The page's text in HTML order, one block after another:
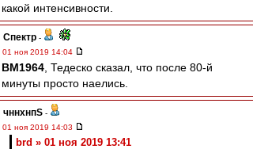
какой интенсивности.
Спектр -
01 ноя 2019 14:04
BM1964 , Тедеско сказал, что после 80-й
минуты просто наелись.
чннхнпS -
01 ноя 2019 14:03
brd » 01 ноя 2019 13:41